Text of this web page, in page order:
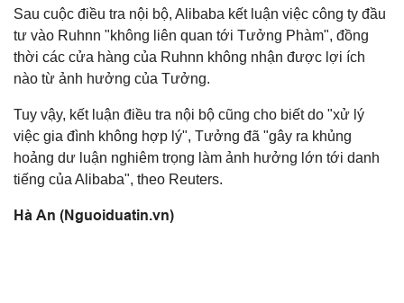
Sau cuộc điều tra nội bộ, Alibaba kết luận việc công ty đầu
tư vào Ruhnn "không liên quan tới Tưởng Phàm", đồng
thời các cửa hàng của Ruhnn không nhận được lợi ích
nào từ ảnh hưởng của Tưởng.
Tuy vậy, kết luận điều tra nội bộ cũng cho biết do "xử lý
việc gia đình không hợp lý", Tưởng đã "gây ra khủng
hoảng dư luận nghiêm trọng làm ảnh hưởng lớn tới danh
tiếng của Alibaba", theo Reuters.
Hà An (Nguoiduatin.vn)